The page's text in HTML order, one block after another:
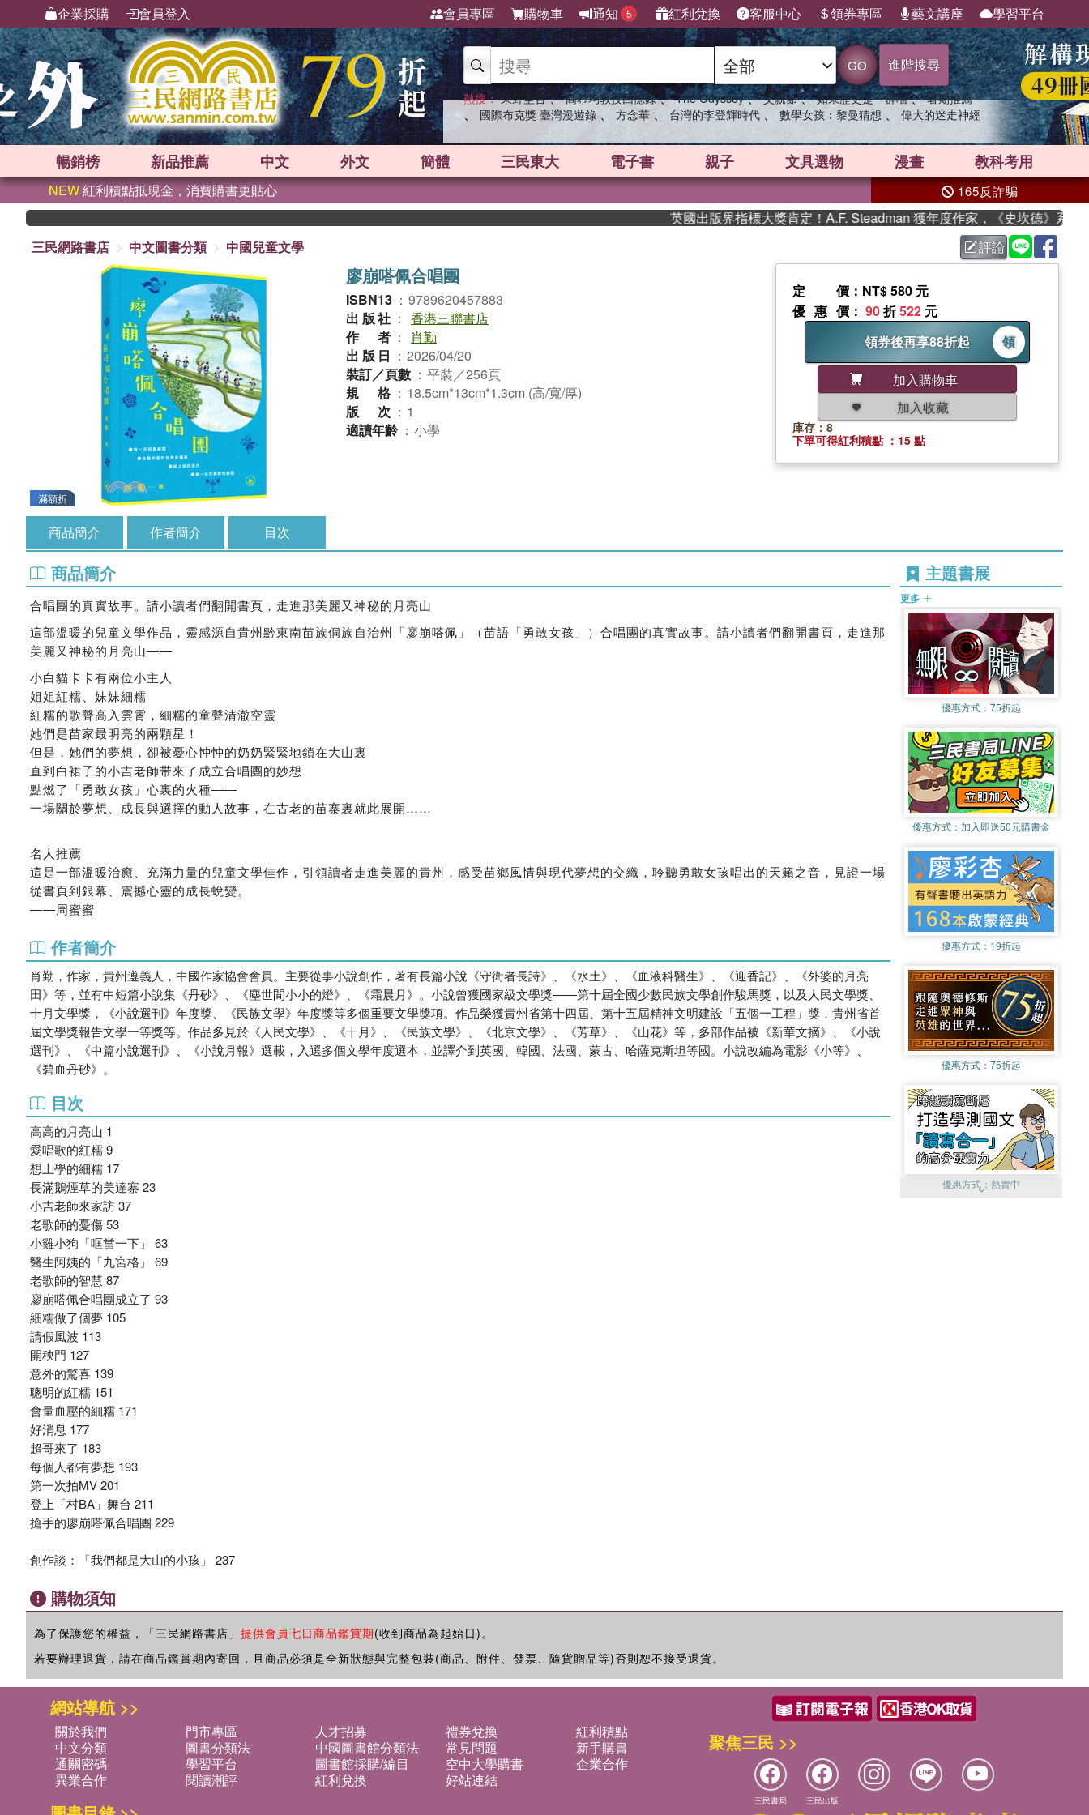
企業採購 會員登入 會員專區 購物車 通知 5 紅利兌換 客服中心 領券專區 藝文講座 學習平台
GO 進階搜尋
熱搜： 東野圭吾 、 高希均教授回憶錄 、 The Odyssey 、 父親節 、 如果歷史是一群喵 、 暑期推薦
、 國際布克獎 臺灣漫遊錄 、 方念華 、 台灣的李登輝時代 、 數學女孩：黎曼猜想 、 偉大的迷走神經
暢銷榜 新品推薦 中文 外文 簡體 三民東大 電子書 親子 文具選物 漫畫 教科考用
NEW紅利積點抵現金，消費購書更貼心 165反詐騙
英國出版界指標大獎肯定！A.F. Steadman 獲年度作家，《史坎德》系列帶你踏
三民網路書店
中文圖書分類 中國兒童文學 評論
滿額折
廖崩嗒佩合唱團
ISBN13 ： 9789620457883
出版社 ： 香港三聯書店
作者 ：
肖勤
出版日 ： 2026/04/20
裝訂／頁數 ： 平裝／256頁
規格 ： 18.5cm*13cm*1.3cm (高/寬/厚)
版次 ： 1
適讀年齡 ： 小學
定價 ：NT$ 580 元
優惠價 ： 90折522 元
領券後再享88折起
領
加入購物車
加入收藏
庫存：8
下單可得紅利積點 ：15 點
商品簡介 作者簡介 目次
商品簡介
合唱團的真實故事。請小讀者們翻開書頁，走進那美麗又神秘的月亮山
這部溫暖的兒童文學作品，靈感源自貴州黔東南苗族侗族自治州「廖崩嗒佩」（苗語「勇敢女孩」）合唱團的真實故事。請小讀者們翻開書頁，走進那
美麗又神秘的月亮山――
小白貓卡卡有兩位小主人
姐姐紅糯、妹妹細糯
紅糯的歌聲高入雲霄，細糯的童聲清澈空靈
她們是苗家最明亮的兩顆星！
但是，她們的夢想，卻被憂心忡忡的奶奶緊緊地鎖在大山裏
直到白裙子的小吉老師带來了成立合唱團的妙想
點燃了「勇敢女孩」心裏的火種――
一場關於夢想、成長與選擇的動人故事，在古老的苗寨裏就此展開……
名人推薦
這是一部溫暖治癒、充滿力量的兒童文學佳作，引領讀者走進美麗的貴州，感受苗鄉風情與現代夢想的交織，聆聽勇敢女孩唱出的天籟之音，見證一場
從書頁到銀幕、震撼心靈的成長蛻變。
――周蜜蜜
作者簡介
肖勤，作家，貴州遵義人，中國作家協會會員。主要從事小說創作，著有長篇小說《守衛者長詩》、《水土》、《血液科醫生》、《迎香記》、《外婆的月亮
田》等，並有中短篇小說集《丹砂》、《塵世間小小的燈》、《霜晨月》。小說曾獲國家級文學獎――第十屆全國少數民族文學創作駿馬獎，以及人民文學獎、
十月文學獎，《小說選刊》年度獎、《民族文學》年度獎等多個重要文學獎項。作品榮獲貴州省第十四屆、第十五屆精神文明建設「五個一工程」獎，貴州省首
屆文學獎報告文學一等獎等。作品多見於《人民文學》、《十月》、《民族文學》、《北京文學》、《芳草》、《山花》等，多部作品被《新華文摘》、《小說
選刊》、《中篇小說選刊》、《小說月報》選載，入選多個文學年度選本，並譯介到英國、韓國、法國、蒙古、哈薩克斯坦等國。小說改編為電影《小等》、
《碧血丹砂》。
目次
高高的月亮山 1
愛唱歌的紅糯 9
想上學的細糯 17
長滿鵝煙草的美達寨 23
小吉老師來家訪 37
老歌師的憂傷 53
小雞小狗「哐當一下」 63
醫生阿姨的「九宮格」 69
老歌師的智慧 87
廖崩嗒佩合唱團成立了 93
細糯做了個夢 105
請假風波 113
開秧門 127
意外的驚喜 139
聰明的紅糯 151
會量血壓的細糯 171
好消息 177
超哥來了 183
每個人都有夢想 193
第一次拍MV 201
登上「村BA」舞台 211
搶手的廖崩嗒佩合唱團 229
創作談：「我們都是大山的小孩」 237
主題書展
更多
優惠方式： 75折起
優惠方式： 加入即送50元購書金
優惠方式： 19折起
優惠方式： 75折起
優惠方式： 熱賣中
優惠方式：熱賣中
購物須知
為了保護您的權益，「三民網路書店」 提供會員七日商品鑑賞期(收到商品為起始日)。
若要辦理退貨，請在商品鑑賞期內寄回，且商品必須是全新狀態與完整包裝(商品、附件、發票、隨貨贈品等)否則恕不接受退貨。
網站導航 >>
關於我們 門市專區 人才招募 禮券兌換
紅利積點
中文分類
圖書分類法 中國圖書館分類法 常見問題
新手購書
通關密碼
學習平台 圖書館採購/編目 空中大學購書
企業合作
異業合作
閱讀潮評 紅利兌換 好站連結
聚焦三民 >>
三民書局 三民出版